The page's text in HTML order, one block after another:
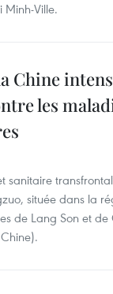
Ville.
Chine
les
sanitaire
située dans la
de Lang Son et